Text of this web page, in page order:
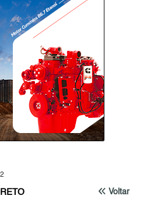
Voltar